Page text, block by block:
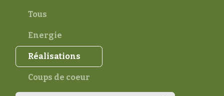
Tous
Energie
Réalisations
Coups de coeur